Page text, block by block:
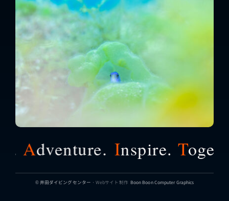
dventure. Inspire.T
© 井田ダイビングセンター ・Webサイト制作 Boon Boon Computer Graphics